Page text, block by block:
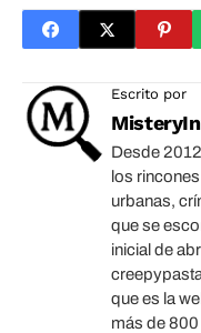
Escrito por
Desde
los
urbanas,
que se
inicial de
que es la
más de